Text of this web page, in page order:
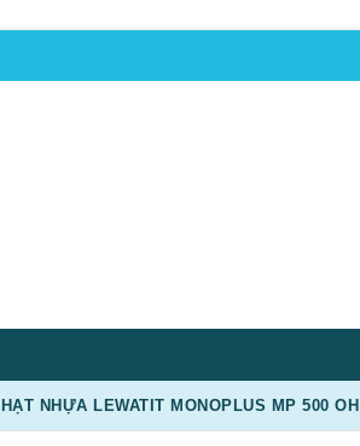
HẠT NHỰA LEWATIT MONOPLUS MP 500 OH